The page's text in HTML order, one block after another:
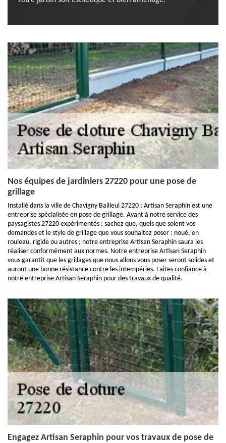
Nos équipes de jardiniers 27220 pour une pose de
grillage
Installé dans la ville de Chavigny Bailleul 27220 ; Artisan Seraphin est une
entreprise spécialisée en pose de grillage. Ayant à notre service des
paysagistes 27220 expérimentés ; sachez que, quels que soient vos
demandes et le style de grillage que vous souhaitez poser : noué, en
rouleau, rigide ou autres ; notre entreprise Artisan Seraphin saura les
réaliser conformément aux normes. Notre entreprise Artisan Seraphin
vous garantit que les grillages que nous allons vous poser seront solides et
auront une bonne résistance contre les intempéries. Faites confiance à
notre entreprise Artisan Seraphin pour des travaux de qualité.
Engagez Artisan Seraphin pour vos travaux de pose de